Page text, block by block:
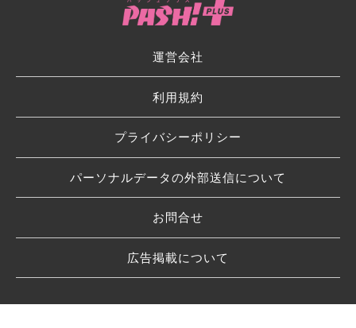
運営会社
利用規約
プライバシーポリシー
パーソナルデータの外部送信について
お問合せ
広告掲載について